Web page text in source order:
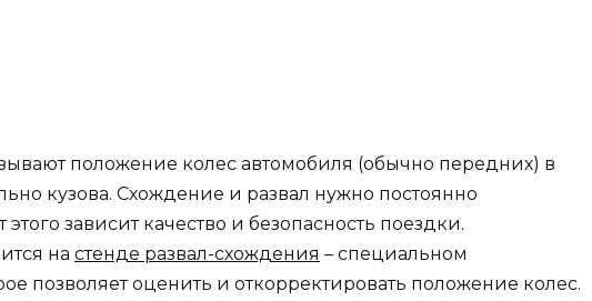
положение колес автомобиля (обычно передних) в
кузова. Схождение и развал нужно постоянно
этого зависит качество и безопасность поездки.
на стенде развал-схождения – специальном
позволяет оценить и откорректировать положение колес.